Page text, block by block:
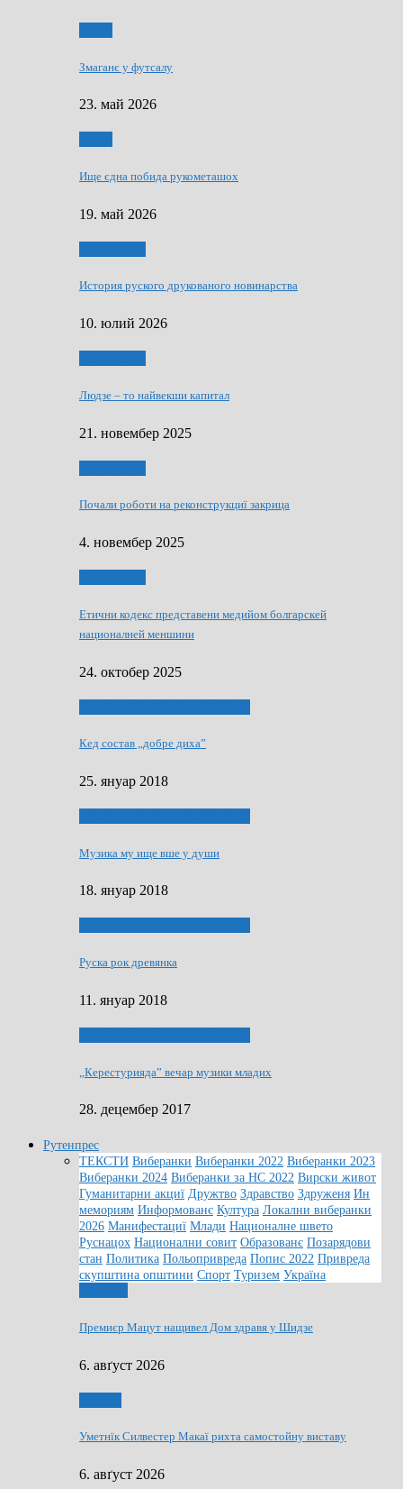
Змаганє у футсалу
23. май 2026
Ище єдна побида рукометашох
19. май 2026
История руского друкованого новинарства
10. юлий 2026
Людзе – то найвекши капитал
21. новембер 2025
Почали роботи на реконструкциї закрица
4. новембер 2025
Етични кодекс представени медийом болгарскей
националней меншини
24. октобер 2025
Кед состав „добре диха”
25. януар 2018
Музика му ище вше у души
18. януар 2018
Руска рок древянка
11. януар 2018
„Керестурияда” вечар музики младих
28. децембер 2017
Рутенпрес
ТЕКСТИ Виберанки Виберанки 2022 Виберанки 2023
Виберанки 2024 Виберанки за НС 2022 Вирски живот
Гуманитарни акциї Дружтво Здравство Здруженя Ин
мемориям Информованє Култура Локални виберанки
2026 Манифестациї Млади Националне швето
Руснацох Национални совит Образованє Позарядови
стан Политика Польопривреда Попис 2022 Привреда
скупштина општини Спорт Туризем Україна
Премиєр Мацут нащивел Дом здравя у Шидзе
6. авґуст 2026
Уметнїк Силвестер Макаї рихта самостойну виставу
6. авґуст 2026